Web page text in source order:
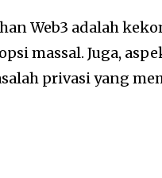
Web3 adalah
massal. Juga,
privasi yang